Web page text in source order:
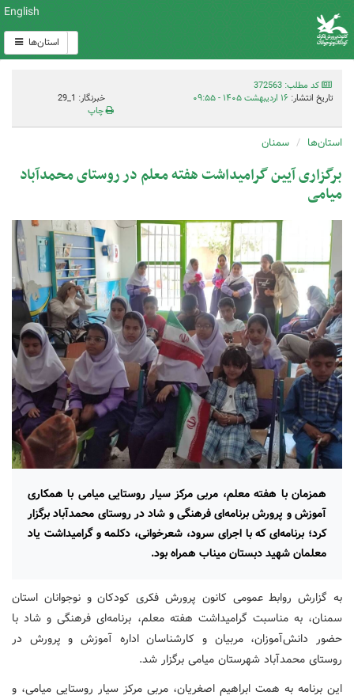
English
استان‌ها
کد مطلب: 372563
تاریخ انتشار: ۱۶ اردیبهشت ۱۴۰۵ - ۰۹:۵۵
خبرنگار: 1_29
چاپ
استان‌ها سمنان
برگزاری آیین گرامیداشت هفته معلم در روستای محمدآباد
میامی
همزمان با هفته معلم، مربی مرکز سیار روستایی میامی با همکاری
آموزش و پرورش برنامه‌ای فرهنگی و شاد در روستای محمدآباد برگزار
کرد؛ برنامه‌ای که با اجرای سرود، شعرخوانی، دکلمه و گرامیداشت یاد
معلمان شهید دبستان میناب همراه بود.
به گزارش روابط عمومی کانون پرورش فکری کودکان و نوجوانان استان
سمنان، به مناسبت گرامیداشت هفته معلم، برنامه‌ای فرهنگی و شاد با
حضور دانش‌آموزان، مربیان و کارشناسان اداره آموزش و پرورش در
روستای محمدآباد شهرستان میامی برگزار شد.
این برنامه به همت ابراهیم اصغریان، مربی مرکز سیار روستایی میامی، و